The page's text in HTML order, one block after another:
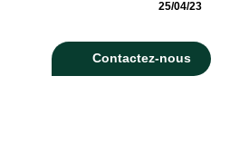
25/04/23
Contactez-nous